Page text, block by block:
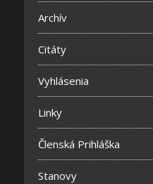
Archív
Citáty
Vyhlásenia
Linky
Členská Prihláška
Stanovy